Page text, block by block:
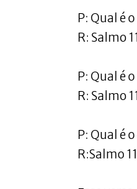
P: Qual é
R: Salmo
P: Qual é
R: Salmo
P: Qual é
R:Salmo